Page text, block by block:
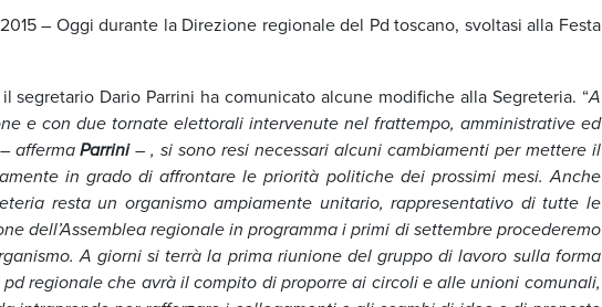
– Oggi durante la Direzione regionale del Pd toscano, svoltasi alla Festa
segretario Dario Parrini ha comunicato alcune modifiche alla Segreteria. “A
e con due tornate elettorali intervenute nel frattempo, amministrative ed
affermaParrini– , si sono resi necessari alcuni cambiamenti per mettere il
in grado di affrontare le priorità politiche dei prossimi mesi. Anche
resta un organismo ampiamente unitario, rappresentativo di tutte le
dell’Assemblea regionale in programma i primi di settembre procederemo
A giorni si terrà la prima riunione del gruppo di lavoro sulla forma
regionale che avrà il compito di proporre ai circoli e alle unioni comunali,